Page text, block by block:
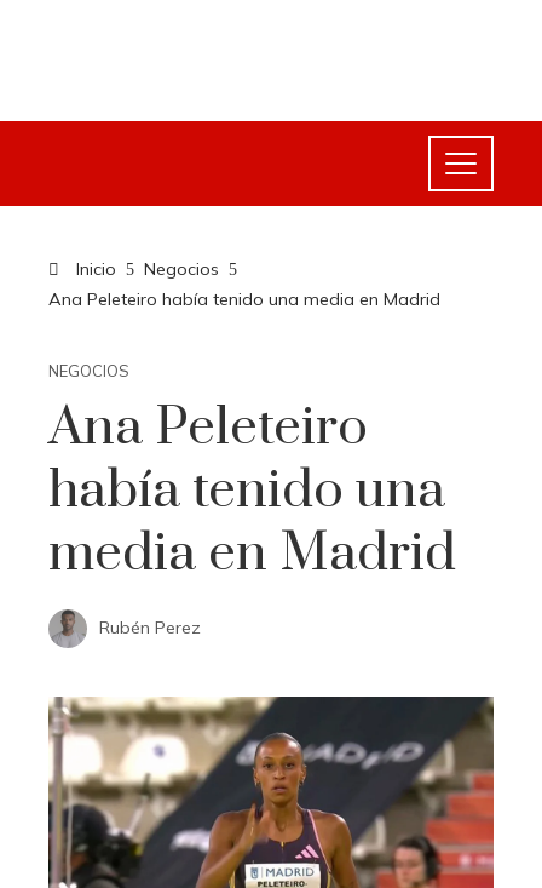
Inicio
Negocios
Ana Peleteiro había tenido una media en Madrid
NEGOCIOS
Ana Peleteiro
había tenido una
media en Madrid
Rubén Perez